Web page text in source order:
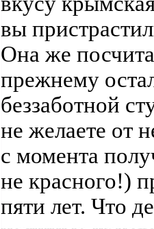
вы
Она же
прежнему
беззаботной
не желаете от
с момента
не красного!)
пяти лет. Что